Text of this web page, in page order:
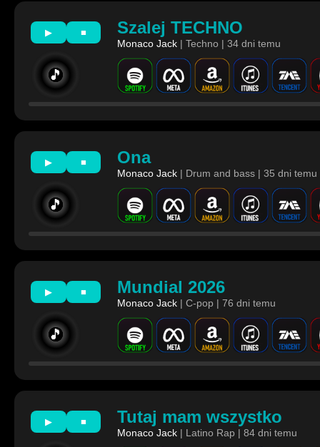
▶ ■
🎵
Szalej TECHNO
Monaco Jack | Techno | 34 dni temu
▶ ■
🎵
Ona
Monaco Jack | Drum and bass | 35 dni temu
▶ ■
🎵
Mundial 2026
Monaco Jack | C-pop | 76 dni temu
▶ ■ Tutaj mam wszystko
Monaco Jack | Latino Rap | 84 dni temu